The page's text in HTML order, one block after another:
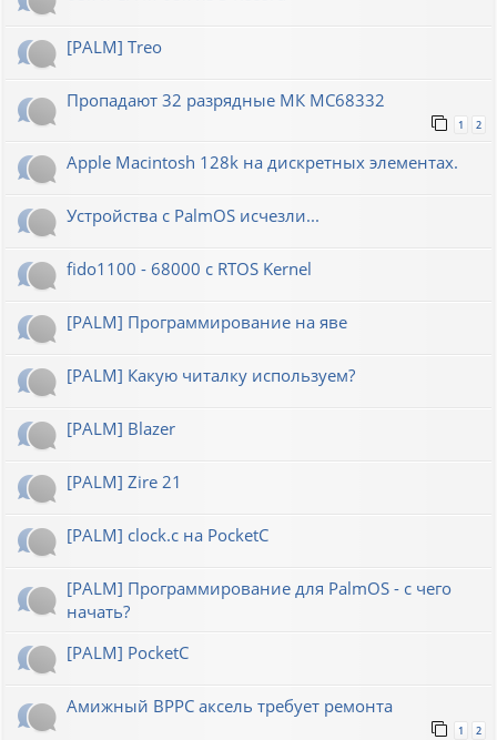
[PALM] Treo
Пропадают 32 разрядные МК МС68332
1 2
Apple Macintosh 128k на дискретных элементах.
Устройства с PalmOS исчезли...
fido1100 - 68000 с RTOS Kernel
[PALM] Программирование на яве
[PALM] Какую читалку используем?
[PALM] Blazer
[PALM] Zire 21
[PALM] clock.c на PocketC
[PALM] Программирование для PalmOS - с чего
начать?
[PALM] PocketC
Амижный BPPC аксель требует ремонта
1 2